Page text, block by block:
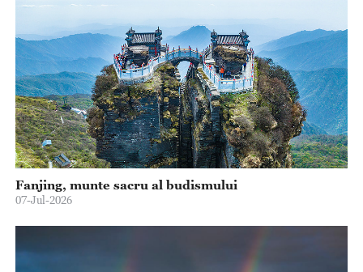
Fanjing, munte sacru al budismului
07-Jul-2026